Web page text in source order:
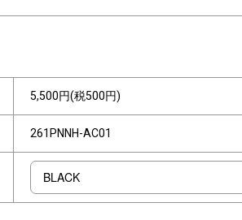
5,500円(税500円)
261PNNH-AC01